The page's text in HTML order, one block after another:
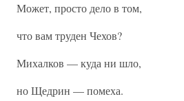
Может, просто дело в том,
что вам труден Чехов?
Михалков — куда ни шло,
но Щедрин — помеха.